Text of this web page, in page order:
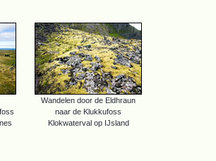
Wandelen door de Eldhraun
naar de Klukkufoss
Klokwaterval op IJsland